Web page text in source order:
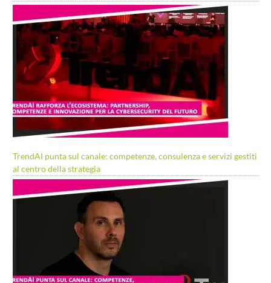
TrendAI punta sul canale: competenze, consulenza e servizi gestiti
al centro della strategia